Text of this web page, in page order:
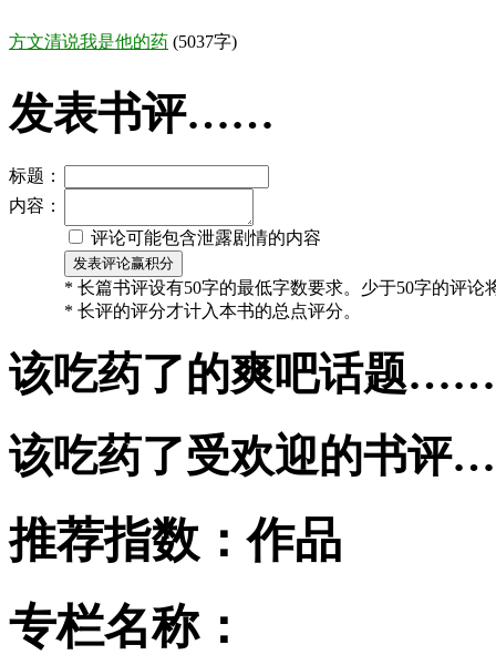
方文清说我是他的药 (5037字)
发表书评……
标题：
内容：
评论可能包含泄露剧情的内容
* 长篇书评设有50字的最低字数要求。少于50字的评论
* 长评的评分才计入本书的总点评分。
该吃药了的爽吧话题……
该吃药了受欢迎的书
推荐指数：作品
专栏名称：